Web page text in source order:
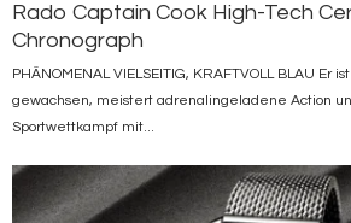
Rado Captain Cook High-Tech
Chronograph
PHÄNOMENAL VIELSEITIG, KRAFTVOLL BLAU Er
gewachsen, meistert adrenalingeladene Action
Sportwettkampf mit...
Bild